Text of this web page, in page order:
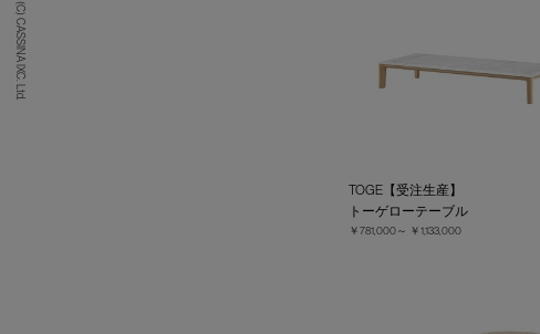
(C) CASSINA IXC. Ltd.
TOGE【受注生産】
トーゲローテーブル
￥781,000～ ￥1,133,000